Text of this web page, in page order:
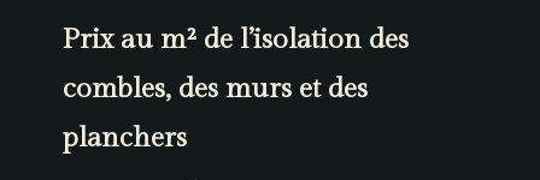
Prix au m² de l’isolation des
combles, des murs et des
planchers